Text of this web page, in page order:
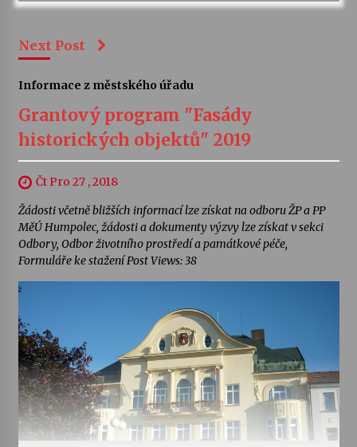
Next Post
Informace z městského úřadu
Grantový program "Fasády
historických objektů" 2019
Čt Pro 27 , 2018
Žádosti včetně bližších informací lze získat na odboru ŽP a PP
MěÚ Humpolec, žádosti a dokumenty výzvy lze získat v sekci
Odbory, Odbor životního prostředí a památkové péče,
Formuláře ke stažení Post Views: 38